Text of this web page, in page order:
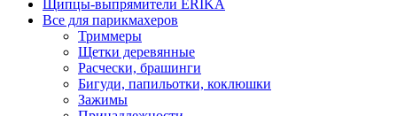
Щипцы-выпрямители ERIKA
Все для парикмахеров
Триммеры
Щетки деревянные
Расчески, брашинги
Бигуди, папильотки, коклюшки
Зажимы